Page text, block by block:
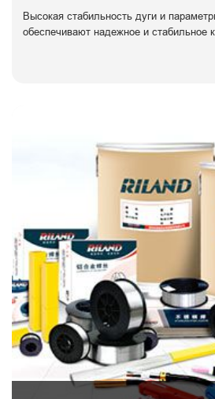
Высокая стабильность дуги и
обеспечивают надежное и стабильное